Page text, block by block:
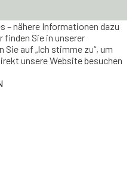
– nähere Informationen dazu
finden Sie in unserer
Sie auf „Ich stimme zu“, um
unsere Website besuchen